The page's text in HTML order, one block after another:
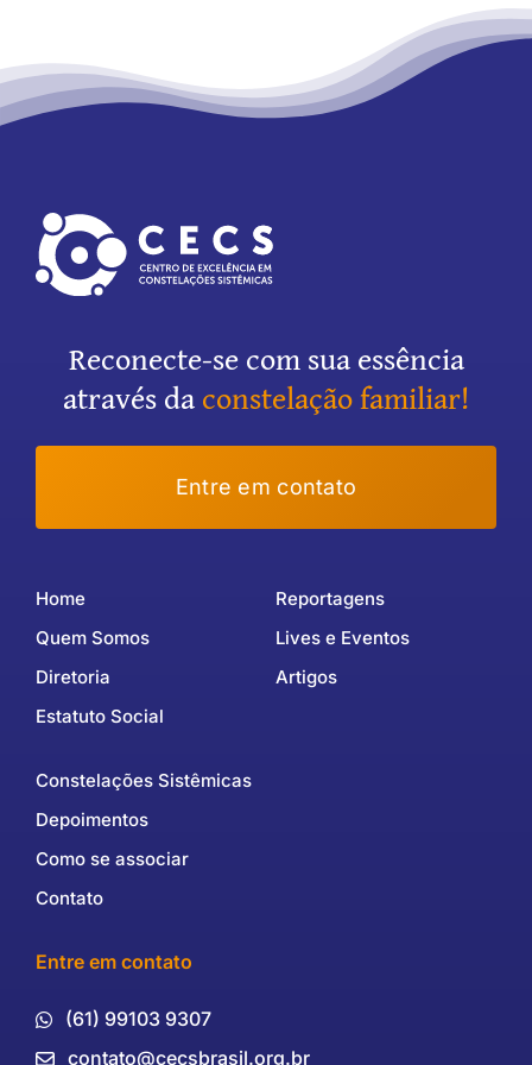
Associados
Reconecte-se com sua essência
através daconstelação familiar!
Entre em contato
Home
Quem Somos
Diretoria
Estatuto Social
Reportagens
Lives e Eventos
Artigos
Constelações Sistêmicas
Depoimentos
Como se associar
Contato
Entre em contato
(61) 99103 9307
contato@cecsbrasil.org.br